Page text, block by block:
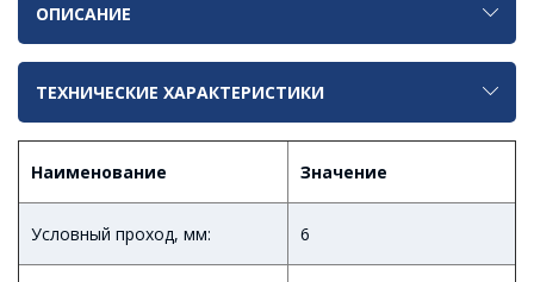
ОПИСАНИЕ
ТЕХНИЧЕСКИЕ ХАРАКТЕРИСТИКИ
Наименование Значение
Условный проход, мм: 6